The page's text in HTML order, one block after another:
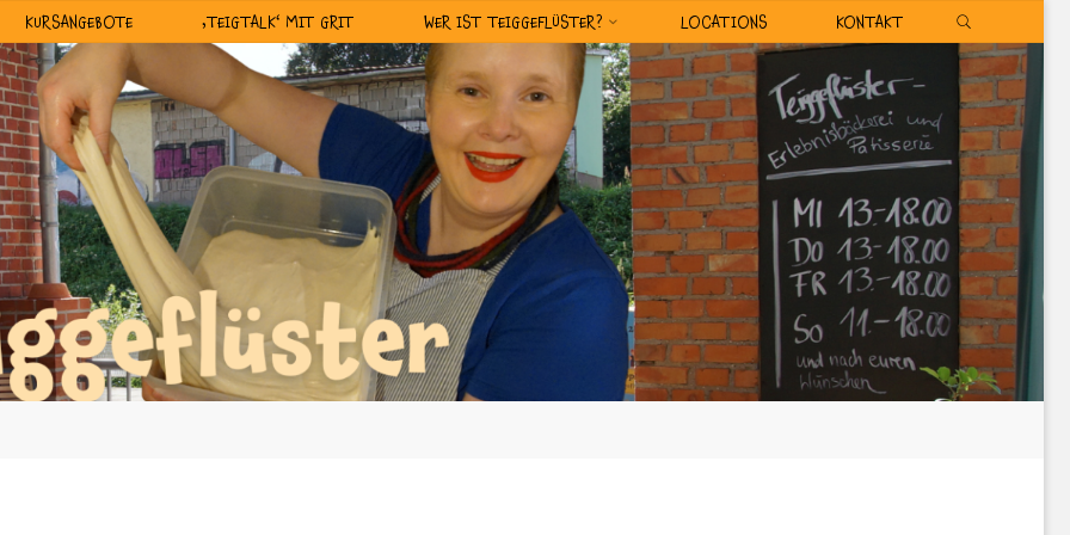
KURSANGEBOTE ‚TEIGTALK‘ MIT GRIT WER IST TEIGGEFLÜSTER? LOCATIONS KONTAKT